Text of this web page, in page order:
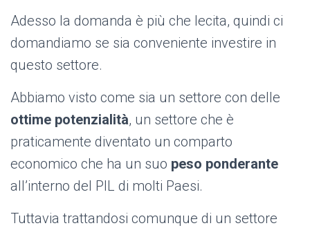
Adesso la domanda è più che lecita, quindi ci
domandiamo se sia conveniente investire in
questo settore.
Abbiamo visto come sia un settore con delle
ottime potenzialità, un settore che è
praticamente diventato un comparto
economico che ha un suo peso ponderante
all’interno del PIL di molti Paesi.
Tuttavia trattandosi comunque di un settore